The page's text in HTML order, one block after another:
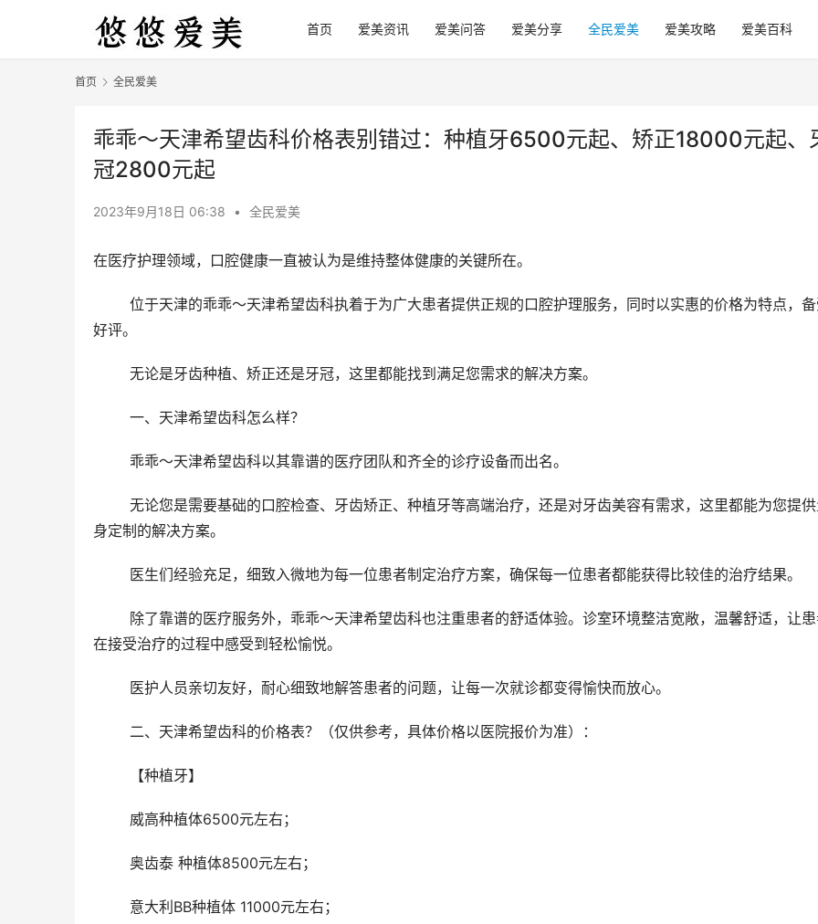
首页 爱美资讯 爱美问答 爱美分享 全民爱美 爱美攻略 爱美百科
首页 全民爱美
乖乖～天津希望齿科价格表别错过：种植牙6500元起、矫正18000元起、
冠2800元起
2023年9月18日 06:38 • 全民爱美
在医疗护理领域，口腔健康一直被认为是维持整体健康的关键所在。
好评。
	无论是牙齿种植、矫正还是牙冠，这里都能找到满足您需求的解决方案。
	一、天津希望齿科怎么样？
	乖乖～天津希望齿科以其靠谱的医疗团队和齐全的诊疗设备而出名。
身定制的解决方案。
	医生们经验充足，细致入微地为每一位患者制定治疗方案，确保每一位患者都能获得比较佳的治疗结果。
在接受治疗的过程中感受到轻松愉悦。
	医护人员亲切友好，耐心细致地解答患者的问题，让每一次就诊都变得愉快而放心。
	二、天津希望齿科的价格表？（仅供参考，具体价格以医院报价为准）：
	【种植牙】
	威高种植体6500元左右；
	奥齿泰 种植体8500元左右；
	意大利BB种植体 11000元左右；